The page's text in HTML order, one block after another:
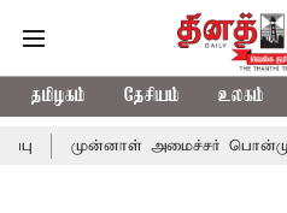
தமிழகம் தேசியம் உலகம்
அமைச்சர் பொன்முடிக்கு